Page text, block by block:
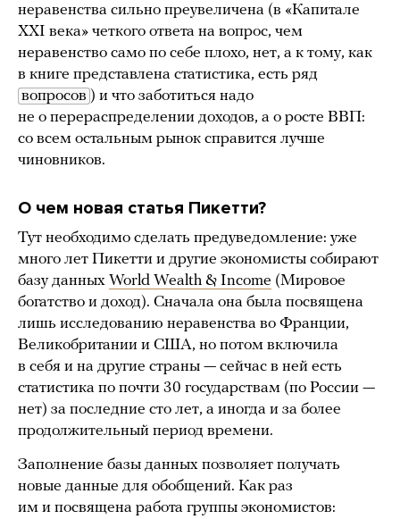
неравенства сильно преувеличена (в «Капитале
XXI века» четкого ответа на вопрос, чем
неравенство само по себе плохо, нет, а к тому, как
в книге представлена статистика, есть ряд
вопросов ) и что заботиться надо
не о перераспределении доходов, а о росте ВВП:
со всем остальным рынок справится лучше
чиновников.
О чем новая статья Пикетти?
Тут необходимо сделать предуведомление: уже
много лет Пикетти и другие экономисты собирают
базу данных World Wealth & Income (Мировое
богатство и доход). Сначала она была посвящена
лишь исследованию неравенства во Франции,
Великобритании и США, но потом включила
в себя и на другие страны — сейчас в ней есть
статистика по почти 30 государствам (по России —
нет) за последние сто лет, а иногда и за более
продолжительный период времени.
Заполнение базы данных позволяет получать
новые данные для обобщений. Как раз
им и посвящена работа группы экономистов: